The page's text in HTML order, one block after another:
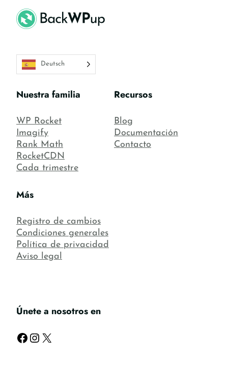
Deutsch
Nuestra familia
WP Rocket
Imagify
Rank Math
RocketCDN
Cada trimestre
Recursos
Blog
Documentación
Contacto
Más
Registro de cambios
Condiciones generales
Política de privacidad
Aviso legal
Únete a nosotros en
Facebook Instagram X